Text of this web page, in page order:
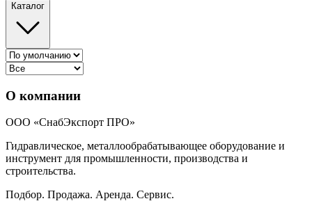
Каталог
О компании
ООО «СнабЭкспорт ПРО»
Гидравлическое, металлообрабатывающее оборудование и
инструмент для промышленности, производства и
строительства.
Подбор. Продажа. Аренда. Сервис.